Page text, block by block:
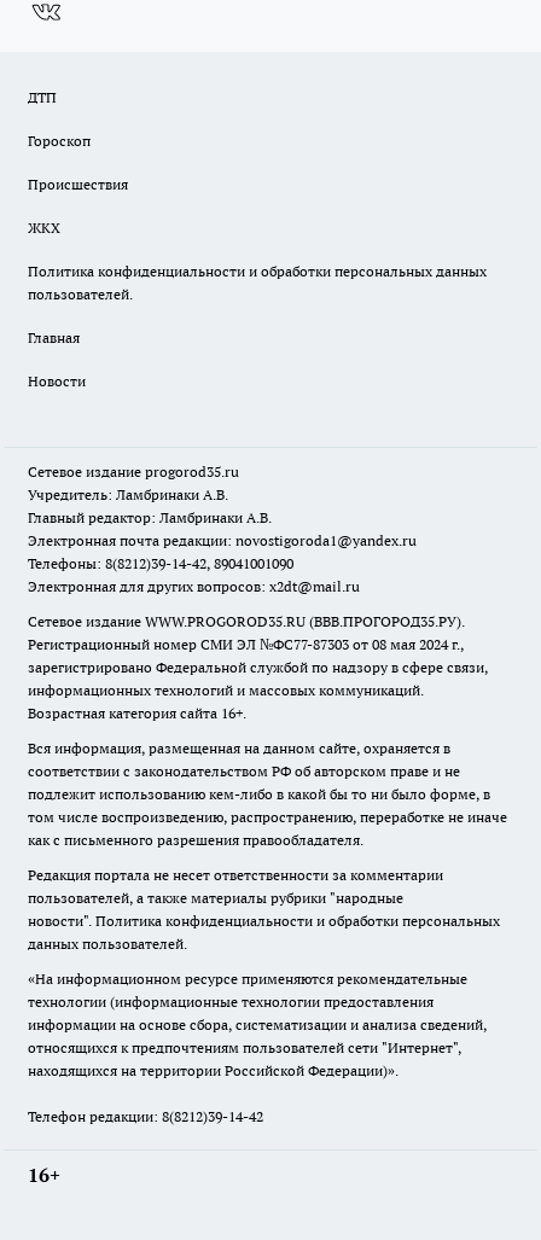
ДТП
Гороскоп
Происшествия
ЖКХ
Политика конфиденциальности и обработки персональных данных
пользователей.
Главная
Новости
Сетевое издание progorod35.ru
Учредитель: Ламбринаки А.В.
Главный редактор: Ламбринаки А.В.
Электронная почта редакции: novostigoroda1@yandex.ru
Телефоны: 8(8212)39-14-42, 89041001090
Электронная для других вопросов: x2dt@mail.ru
Сетевое издание WWW.PROGOROD35.RU (ВВВ.ПРОГОРОД35.РУ).
Регистрационный номер СМИ ЭЛ №ФС77-87303 от 08 мая 2024 г.,
зарегистрировано Федеральной службой по надзору в сфере связи,
информационных технологий и массовых коммуникаций.
Возрастная категория сайта 16+.
Вся информация, размещенная на данном сайте, охраняется в
соответствии с законодательством РФ об авторском праве и не
подлежит использованию кем-либо в какой бы то ни было форме, в
том числе воспроизведению, распространению, переработке не иначе
как с письменного разрешения правообладателя.
Редакция портала не несет ответственности за комментарии
пользователей, а также материалы рубрики "народные
новости". Политика конфиденциальности и обработки персональных
данных пользователей.
«На информационном ресурсе применяются рекомендательные
технологии (информационные технологии предоставления
информации на основе сбора, систематизации и анализа сведений,
относящихся к предпочтениям пользователей сети "Интернет",
находящихся на территории Российской Федерации)».
Телефон редакции: 8(8212)39-14-42
16+